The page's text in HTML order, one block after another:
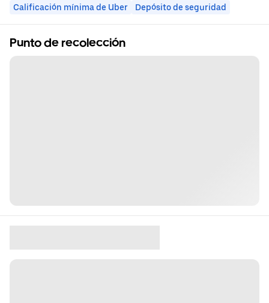
Calificación mínima de Uber
Depósito de seguridad
Punto de recolección